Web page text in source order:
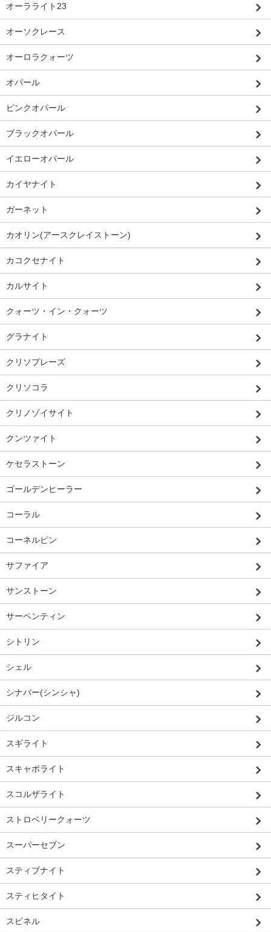
オーラライト23
オーソクレース
オーロラクォーツ
オパール
ピンクオパール
ブラックオパール
イエローオパール
カイヤナイト
ガーネット
カオリン(アースクレイストーン)
カコクセナイト
カルサイト
クォーツ・イン・クォーツ
グラナイト
クリソプレーズ
クリソコラ
クリノゾイサイト
クンツァイト
ケセラストーン
ゴールデンヒーラー
コーラル
コーネルピン
サファイア
サンストーン
サーペンティン
シトリン
シェル
シナバー(シンシャ)
ジルコン
スギライト
スキャポライト
スコルザライト
ストロベリークォーツ
スーパーセブン
スティブナイト
スティヒタイト
スピネル